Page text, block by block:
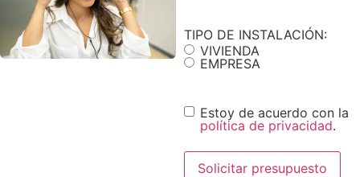
TIPO DE INSTALACIÓN:
VIVIENDA
EMPRESA
Consentimiento
Estoy de acuerdo con la
política de privacidad.